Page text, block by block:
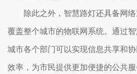
除此之外，智慧路灯还具备网
覆盖整个城市的物联网系统。通过
城市各个部门可以实现信息共享和
效率，为市民提供更加便捷的公共服